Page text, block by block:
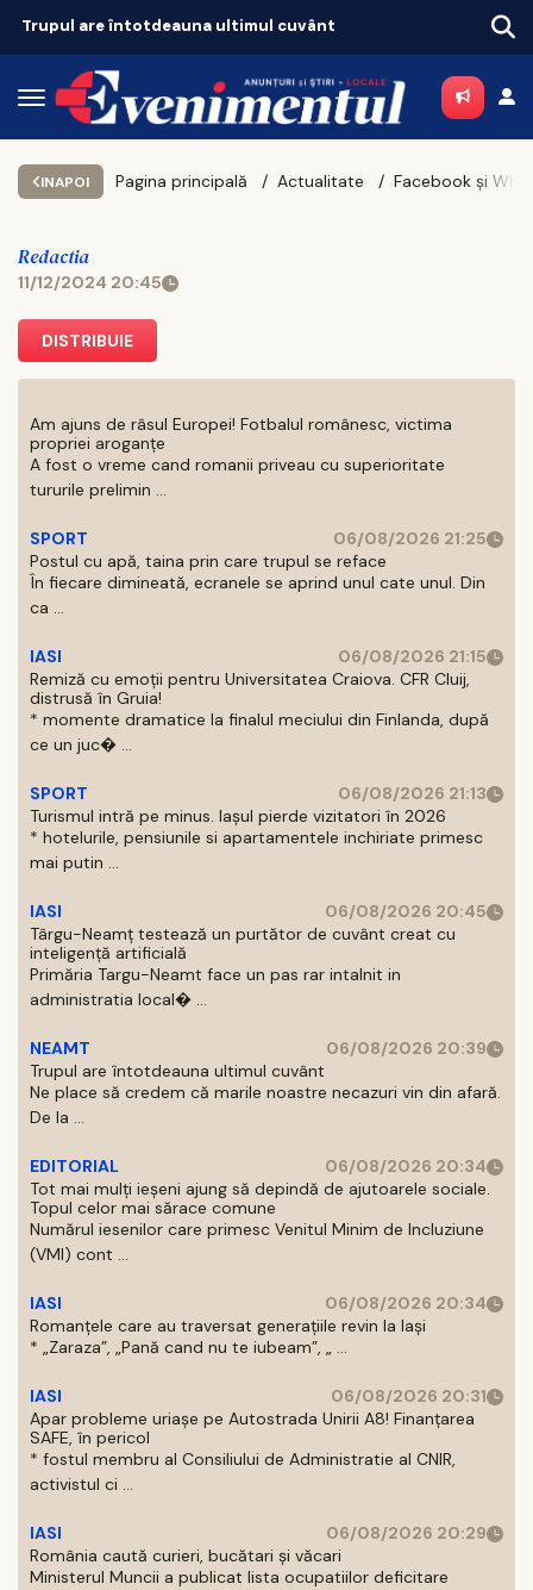
Trupul are întotdeauna ultimul cuvânt
INAPOI Pagina principală Actualitate
Redactia
11/12/2024 20:45
DISTRIBUIE
Am ajuns de râsul Europei! Fotbalul românesc, victima
propriei aroganțe
A fost o vreme cand romanii priveau cu superioritate
tururile prelimin ...
SPORT
06/08/2026 21:25
Postul cu apă, taina prin care trupul se reface
În fiecare dimineată, ecranele se aprind unul cate unul. Din
ca ...
IASI
06/08/2026 21:15
Remiză cu emoții pentru Universitatea Craiova. CFR Cluij,
distrusă în Gruia!
* momente dramatice la finalul meciului din Finlanda, după
ce un juc� ...
SPORT
06/08/2026 21:13
Turismul intră pe minus. Iașul pierde vizitatori în 2026
* hotelurile, pensiunile si apartamentele inchiriate primesc
mai putin ...
IASI
06/08/2026 20:45
Târgu-Neamț testează un purtător de cuvânt creat cu
inteligență artificială
Primăria Targu-Neamt face un pas rar intalnit in
administratia local� ...
NEAMT
06/08/2026 20:39
Trupul are întotdeauna ultimul cuvânt
Ne place să credem că marile noastre necazuri vin din afară.
De la ...
EDITORIAL
06/08/2026 20:34
Tot mai mulți ieșeni ajung să depindă de ajutoarele sociale.
Topul celor mai sărace comune
Numărul iesenilor care primesc Venitul Minim de Incluziune
(VMI) cont ...
IASI
06/08/2026 20:34
Romanțele care au traversat generațiile revin la Iași
* „Zaraza”, „Pană cand nu te iubeam”, „ ...
IASI
06/08/2026 20:31
Apar probleme uriașe pe Autostrada Unirii A8! Finanțarea
SAFE, în pericol
* fostul membru al Consiliului de Administratie al CNIR,
activistul ci ...
IASI
06/08/2026 20:29
România caută curieri, bucătari și văcari
Ministerul Muncii a publicat lista ocupatiilor deficitare